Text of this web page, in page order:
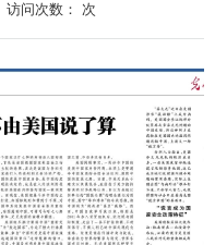
访问次数： 次